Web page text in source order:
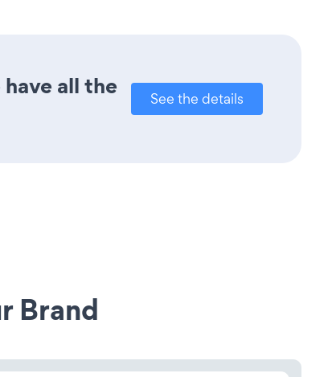
all the
See the details
Brand